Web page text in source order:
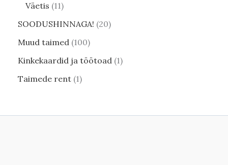
Väetis 11
SOODUSHINNAGA! 20
Muud taimed 100
Kinkekaardid ja töötoad 1
Taimede rent 1